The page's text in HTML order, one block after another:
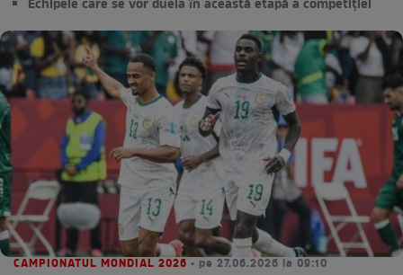
Echipele care se vor duela ȋn această etapă a competiţiei
CAMPIONATUL MONDIAL 2026 • pe 27.06.2026 la 09:10